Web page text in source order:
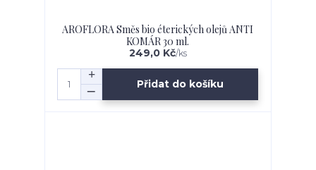
AROFLORA Směs bio éterických olejů ANTI
KOMÁR 30 ml.
249,0 Kč/ks
Přidat do košíku